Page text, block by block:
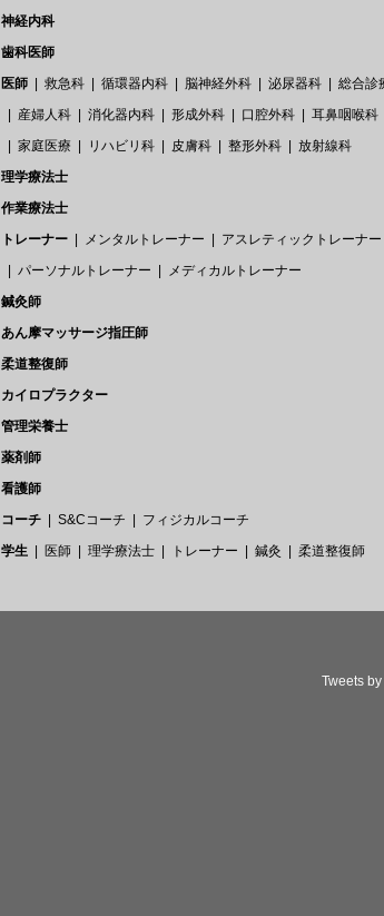
神経内科
歯科医師
医師
救急科 循環器内科 脳神経外科 泌尿器科 総合診
産婦人科
消化器内科 形成外科 口腔外科 耳鼻咽喉科
家庭医療
リハビリ科 皮膚科 整形外科
放射線科
理学療法士
作業療法士
トレーナー
メンタルトレーナー アスレティックトレーナー
パーソナルトレーナー
メディカルトレーナー
鍼灸師
あん摩マッサージ指圧師
柔道整復師
カイロプラクター
管理栄養士
薬剤師
看護師
コーチ
S&Cコーチ
フィジカルコーチ
学生
医師 理学療法士 トレーナー 鍼灸 柔道整復師
Tweets